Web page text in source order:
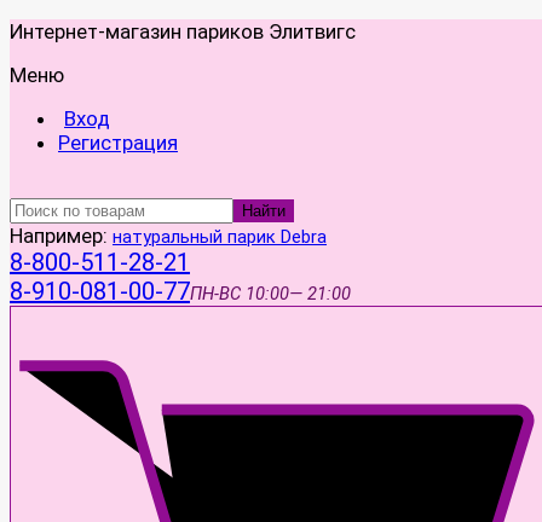
Интернет-магазин париков Элитвигс
Меню
Вход
Регистрация
Найти
Например: натуральный парик Debra
8-800-511-28-21
8-910-081-00-77ПН-ВС 10:00— 21:00